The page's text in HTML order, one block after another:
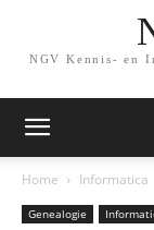
NGV Kennis- en
Home Informatica
Genealogie